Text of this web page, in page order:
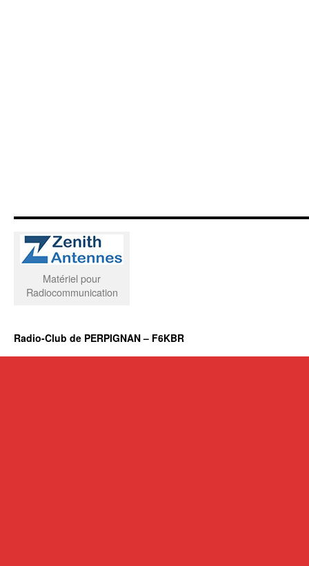
Matériel pour
Radiocommunication
Radio-Club de PERPIGNAN – F6KBR